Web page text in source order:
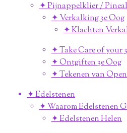
✦ Pijnappelklier /
✦ Verkalking 3e Oog
✦ Klachten
✦ Take Care of your
✦ Ontgiften 3e Oog
✦ Tekenen van
✦ Edelstenen
✦ Waarom Edelstenen
✦ Edelstenen Helen